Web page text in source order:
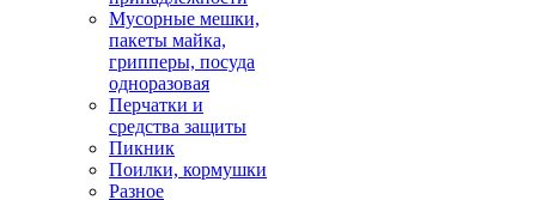
Мусорные мешки,
пакеты майка,
грипперы, посуда
одноразовая
Перчатки и
средства защиты
Пикник
Поилки, кормушки
Разное